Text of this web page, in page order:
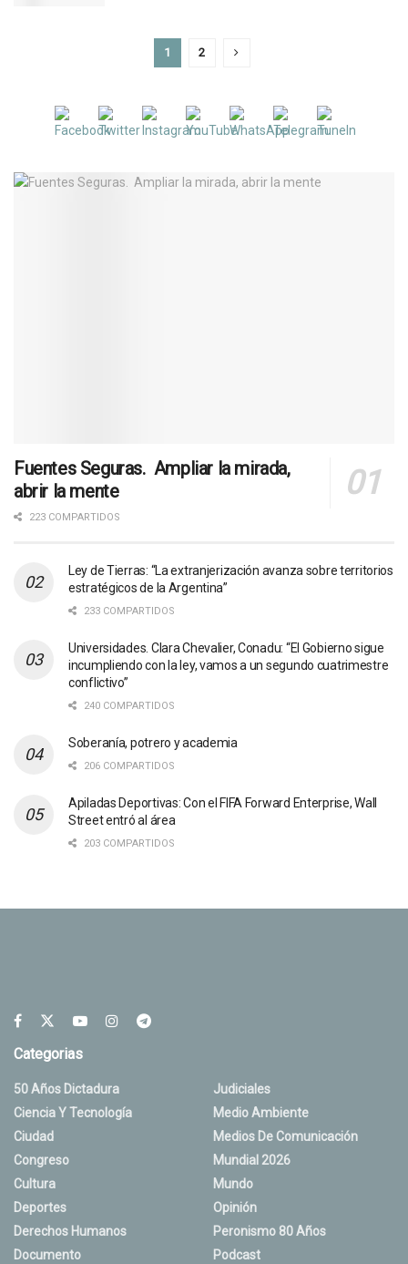
1 2
Fuentes Seguras. Ampliar la mirada,
abrir la mente
223 COMPARTIDOS
Ley de Tierras: “La extranjerización avanza sobre territorios
estratégicos de la Argentina”
233 COMPARTIDOS
Universidades. Clara Chevalier, Conadu: “El Gobierno sigue
incumpliendo con la ley, vamos a un segundo cuatrimestre
conflictivo”
240 COMPARTIDOS
Soberanía, potrero y academia
206 COMPARTIDOS
Apiladas Deportivas: Con el FIFA Forward Enterprise, Wall
Street entró al área
203 COMPARTIDOS
Categorias
50 Años Dictadura
Ciencia Y Tecnología
Ciudad
Congreso
Cultura
Deportes
Derechos Humanos
Documento
Judiciales
Medio Ambiente
Medios De Comunicación
Mundial 2026
Mundo
Opinión
Peronismo 80 Años
Podcast